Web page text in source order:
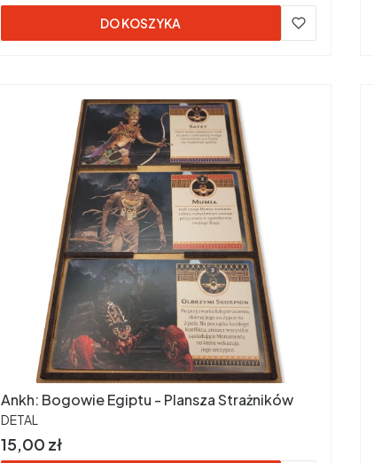
DO KOSZYKA
Ankh: Bogowie Egiptu - Plansza Strażników
PRODUCENT
DETAL
Cena
15,00 zł